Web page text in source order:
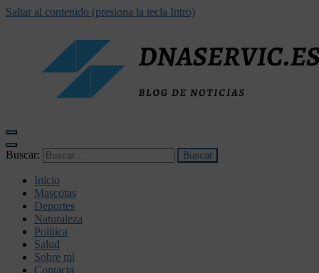
Saltar al contenido (presiona la tecla Intro)
Buscar:
Inicio
Mascotas
Deportes
Naturaleza
Política
Salud
Sobre mí
Contacta